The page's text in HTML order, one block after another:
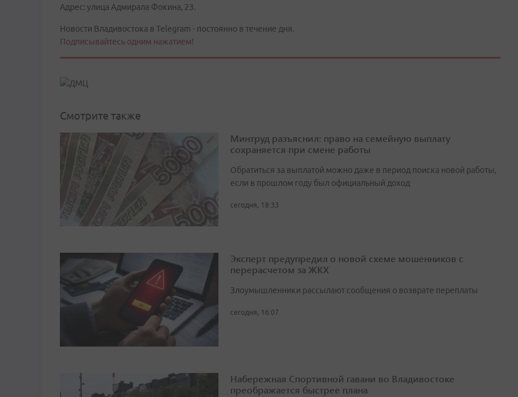
Адрес: улица Адмирала Фокина, 23.
Новости Владивостока в Telegram - постоянно в течение дня.
Подписывайтесь одним нажатием!
Смотрите также
Минтруд разъяснил: право на семейную выплату
сохраняется при смене работы
Обратиться за выплатой можно даже в период поиска новой работы,
если в прошлом году был официальный доход
сегодня, 18:33
Эксперт предупредил о новой схеме мошенников с
перерасчетом за ЖКХ
Злоумышленники рассылают сообщения о возврате переплаты
сегодня, 16:07
Набережная Спортивной гавани во Владивостоке
преображается быстрее плана